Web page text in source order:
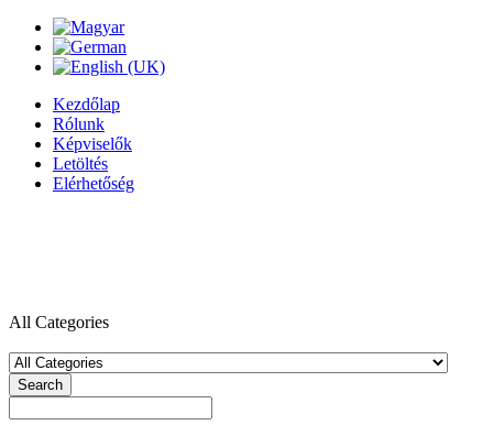
Kezdőlap
Rólunk
Képviselők
Letöltés
Elérhetőség
All Categories
Search